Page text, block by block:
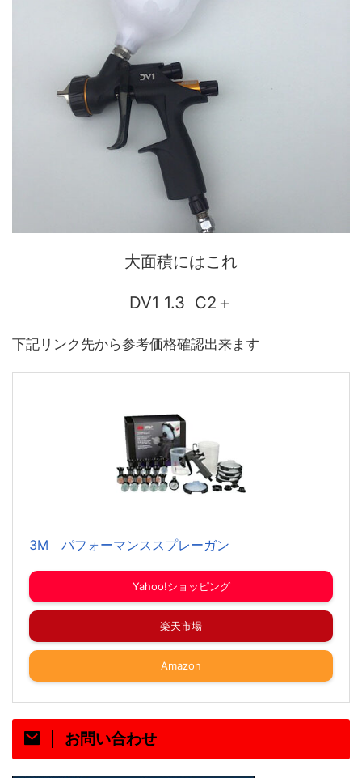
大面積にはこれ
DV1 1.3 C2＋
下記リンク先から参考価格確認出来ます
3M パフォーマンススプレーガン
Yahoo!ショッピング
楽天市場
Amazon
お問い合わせ